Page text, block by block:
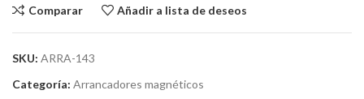
Comparar Añadir a lista de deseos
SKU: ARRA-143
Categoría: Arrancadores magnéticos